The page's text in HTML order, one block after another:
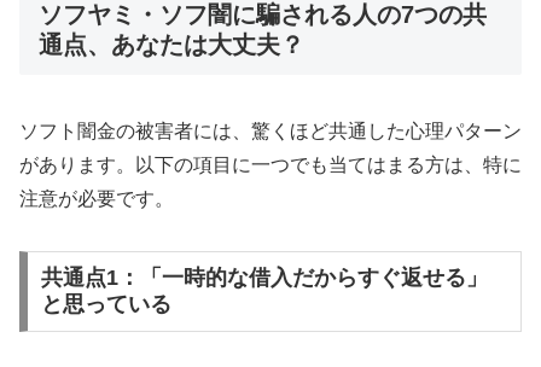
ソフヤミ・ソフ闇に騙される人の7つの共
通点、あなたは大丈夫？
ソフト闇金の被害者には、驚くほど共通した心理パターン
があります。以下の項目に一つでも当てはまる方は、特に
注意が必要です。
共通点1：「一時的な借入だからすぐ返せる」
と思っている